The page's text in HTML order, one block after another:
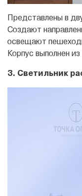
Представлены в
Создают
освещают
Корпус выполнен
3. Светильник